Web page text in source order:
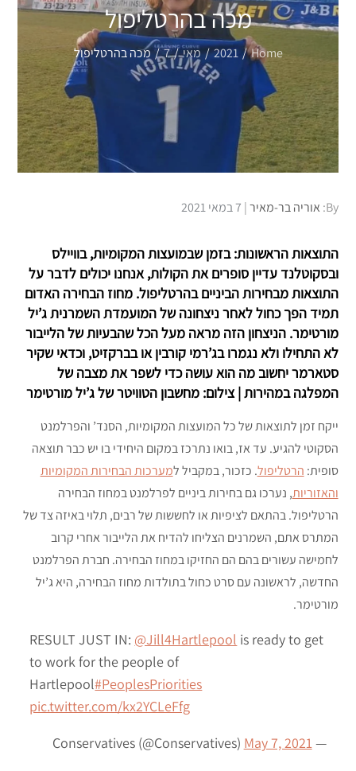
מכה בהרטליפול
Home
2021 מאי 7 מכה בהרטליפול
By: אוריה בר-מאיר Posted
7 במאי 2021
התוצאות הראשונות: בזמן שבמועצות המקומיות, בוויילס
ובסקוטלנד עדיין סופרים את הקולות, אנחנו יכולים לדבר על
התוצאות מבחירות הביניים בהרטליפול. מחוז הבחירה האדום
תמיד הפך כחול לאחר ניצחונה של המועמדת השמרנית ג’יל
מורטימר. הניצחון הזה מראה מעל הכל שהבעיות של הלייבור
לא התחילו ולא נגמרו בג’רמי קורבין או בברקזיט, וכדאי שקיר
סטארמר יחשוב מה הוא עושה כדי לשפר את מצבה של
המפלגה במהירות | צילום: מחשבון הטוויטר של ג’יל מורטימר
ייקח זמן לתוצאות של כל המועצות המקומיות, הסנד’ והפרלמנט
הסקוטי להגיע. עד אז, בואו נתרכז במקום היחידי בו יש כבר תוצאה
סופית: הרטליפול. כזכור, במקביל למערכות הבחירות המקומיות
והאזוריות, נערכו גם בחירות ביניים לפרלמנט במחוז הבחירה
הרטליפול. בהתאם לציפיות או לחששות של רבים, תלוי באיזה צד של
המתרס אתם, השמרנים הצליחו להדיח את הלייבור אחרי קרוב
לחמישה עשורים בהם הם החזיקו במחוז הבחירה. חברת הפרלמנט
החדשה, לראשונה עם סרט כחול בתולדות מחוז הבחירה, היא ג’יל
מורטימר.
RESULT JUST IN: @Jill4Hartlepool is ready to get
to work for the people of
Hartlepool#PeoplesPriorities
pic.twitter.com/kx2YCLeFfg
— Conservatives (@Conservatives)
May 7, 2021